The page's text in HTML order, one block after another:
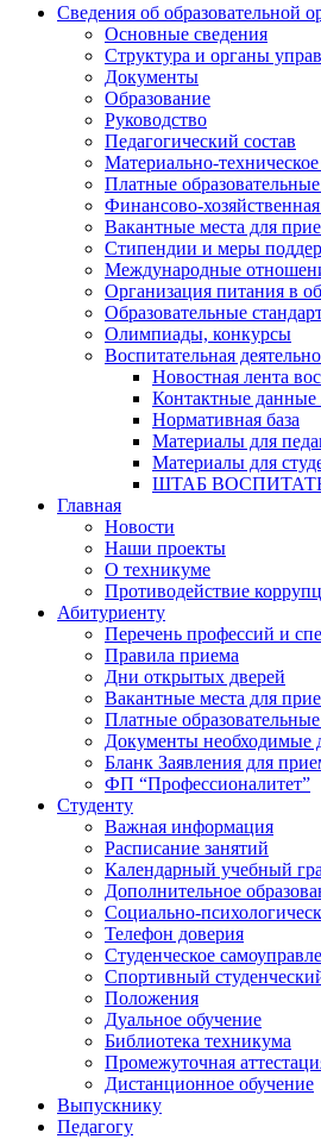
Сведения об образовательной
Основные сведения
Структура и органы
Документы
Образование
Руководство
Педагогический состав
Материально-
Платные
Финансово-хозяйственная
Вакантные места для
Стипендии и меры
Международные
Организация питания в
Образовательные
Олимпиады, конкурсы
Воспитательная
Новостная лента
Контактные данные
Нормативная база
Материалы для
Материалы для
ШТАБ
Главная
Новости
Наши проекты
О техникуме
Противодействие
Абитуриенту
Перечень профессий и
Правила приема
Дни открытых дверей
Вакантные места для
Платные
Документы необходимые
Бланк Заявления для
ФП “Профессионалитет”
Студенту
Важная информация
Расписание занятий
Календарный учебный
Дополнительное
Социально-
Телефон доверия
Студенческое
Спортивный
Положения
Дуальное обучение
Библиотека техникума
Промежуточная
Дистанционное обучение
Выпускнику
Педагогу